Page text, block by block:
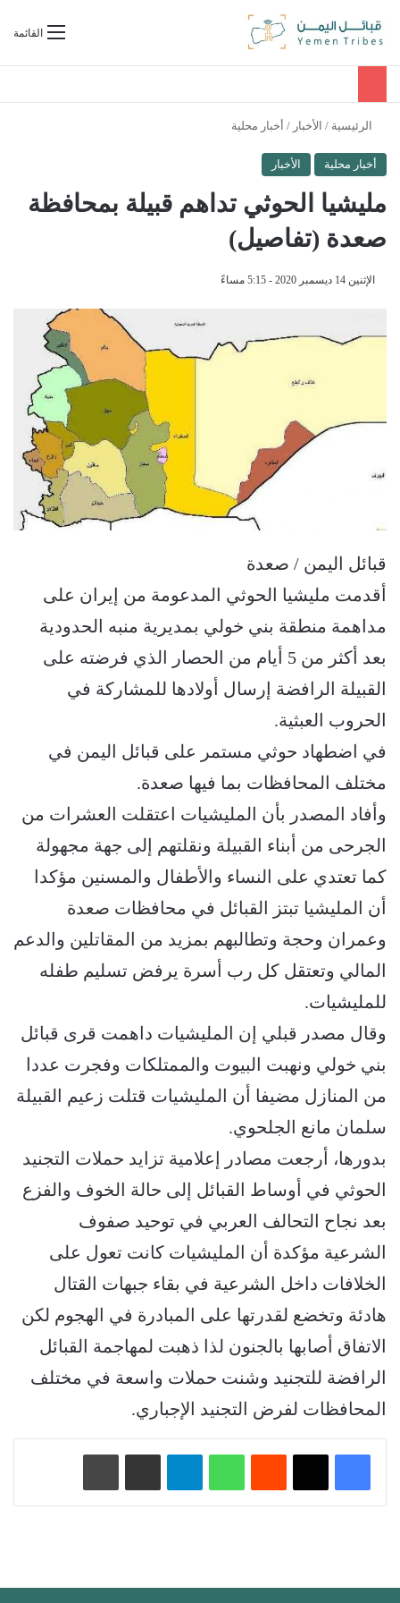
القائمةبحث عن
الرئيسية / الأخبار / أخبار محلية
أخبار محلية الأخبار
مليشيا الحوثي تداهم قبيلة بمحافظة
صعدة (تفاصيل)
الإثنين 14 ديسمبر 2020 - 5:15 مساءً
قبائل اليمن / صعدة
أقدمت مليشيا الحوثي المدعومة من إيران على
مداهمة منطقة بني خولي بمديرية منبه الحدودية
بعد أكثر من 5 أيام من الحصار الذي فرضته على
القبيلة الرافضة إرسال أولادها للمشاركة في
الحروب العبثية.
في اضطهاد حوثي مستمر على قبائل اليمن في
مختلف المحافظات بما فيها صعدة.
وأفاد المصدر بأن المليشيات اعتقلت العشرات من
الجرحى من أبناء القبيلة ونقلتهم إلى جهة مجهولة
كما تعتدي على النساء والأطفال والمسنين مؤكدا
أن المليشيا تبتز القبائل في محافظات صعدة
وعمران وحجة وتطالبهم بمزيد من المقاتلين والدعم
المالي وتعتقل كل رب أسرة يرفض تسليم طفله
للمليشيات.
وقال مصدر قبلي إن المليشيات داهمت قرى قبائل
بني خولي ونهبت البيوت والممتلكات وفجرت عددا
من المنازل مضيفا أن المليشيات قتلت زعيم القبيلة
سلمان مانع الجلحوي.
بدورها، أرجعت مصادر إعلامية تزايد حملات التجنيد
الحوثي في أوساط القبائل إلى حالة الخوف والفزع
بعد نجاح التحالف العربي في توحيد صفوف
الشرعية مؤكدة أن المليشيات كانت تعول على
الخلافات داخل الشرعية في بقاء جبهات القتال
هادئة وتخضع لقدرتها على المبادرة في الهجوم لكن
الاتفاق أصابها بالجنون لذا ذهبت لمهاجمة القبائل
الرافضة للتجنيد وشنت حملات واسعة في مختلف
المحافظات لفرض التجنيد الإجباري.
واتساب تيلقرام